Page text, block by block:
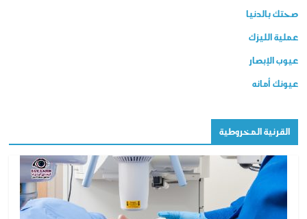
صحتك بالدنيا
عملية الليزك
عيوب الإبصار
عيونك أمانه
القرنية المخروطية